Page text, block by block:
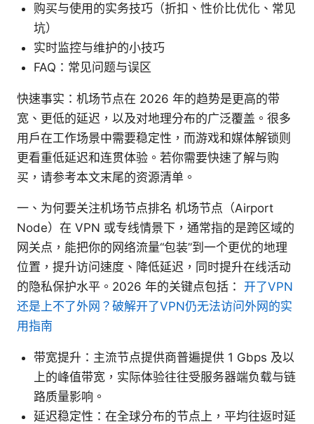
购买与使用的实务技巧（折扣、性价比优化、常见
坑）
实时监控与维护的小技巧
FAQ：常见问题与误区
快速事实：机场节点在 2026 年的趋势是更高的带
宽、更低的延迟，以及对地理分布的广泛覆盖。很多
用户在工作场景中需要稳定性，而游戏和媒体解锁则
更看重低延迟和连贯体验。若你需要快速了解与购
买，请参考本文末尾的资源清单。
一、为何要关注机场节点排名 机场节点（Airport
Node）在 VPN 或专线情景下，通常指的是跨区域的
网关点，能把你的网络流量“包装”到一个更优的地理
位置，提升访问速度、降低延迟，同时提升在线活动
的隐私保护水平。2026 年的关键点包括： 开了VPN
还是上不了外网？破解开了VPN仍无法访问外网的实
用指南
带宽提升：主流节点提供商普遍提供 1 Gbps 及以
上的峰值带宽，实际体验往往受服务器端负载与链
路质量影响。
延迟稳定性：在全球分布的节点上，平均往返时延